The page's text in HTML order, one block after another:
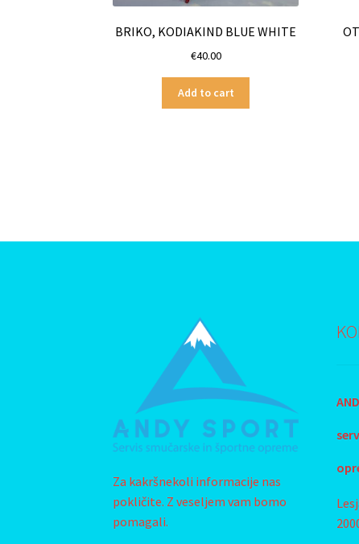
BRIKO, KODIAKIND BLUE WHITE
€40.00
Add to cart
Za kakršnekoli informacije nas
pokličite. Z veseljem vam bomo
pomagali.
s